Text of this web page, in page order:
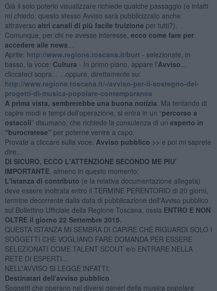
Già il solo poterlo visualizzare richiede qualche passaggio (e infatti
mi chiedo: questo stesso Avviso sarà pubblicizzato anche
attraverso altri canali di più facile fruizione per tutti?).
Comunque, per chi ne avesse interesse, ecco come fare per
accedere alle news
Aprite: http://www.regione.toscana.it/burt - selezionate, in
basso, la voce: Cultura - In primo piano, appare l'Avviso
cliccateci sopra... ...oppure, direttamente su:
http://www.regione.toscana.it/-/avviso-per-il-sostegno-dei-
progetti-di-musica-popolare-contemporanea
A prima vista, sembrerebbe una buona notizia . Ma tentando di
capire modi e tempi dell'operazione, si entra in un “percorso a
ostacoli” disumano, che richiede la consulenza di un esperto in
“burocratese” per poterne venire a capo.
Provate a cliccare sulla voce: Avviso pubblico >> e poi mi saprete
dire...
DI SICURO, ECCO L'ATTENZIONE SECONDO ME PIU'
IMPORTANTE, almeno in questo momento:
L'istanza di contributo (e la relativa documentazione allegata)
deve essere inoltrata entro il TERMINE PERENTORIO di 20 giorni,
termine decorrente dalla data di pubblicazione dell'Avviso pubblico
sul Bollettino Ufficiale della Regione Toscana, ossia ENTRO E NON
OLTRE il giorno 22 Settembre 2015
QUESTA ISTANZA MI SEMBRA DI CAPIRE CHE RIGUARDI SOLO I
SOGGETTI CHE VOGLIANO FARE DOMANDA PER ESSERE
SELEZIONATI COME TALENT SCOUT e/o ENTRARE NELLA
RETE DI ESPERTI...
NELL'AVVISO SI LEGGE INFATTI:
Destinatari dell'avviso pubblico
Soggetti che operano nei diversi generi della musica popolare